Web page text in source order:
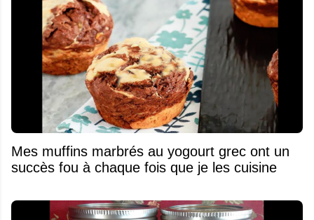
Mes muffins marbrés au yogourt grec ont un
succès fou à chaque fois que je les cuisine